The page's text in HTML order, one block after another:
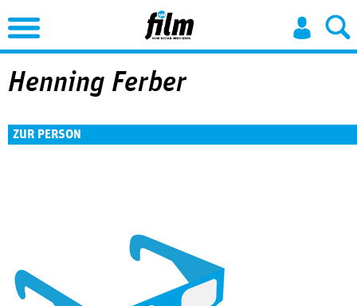
Jump to Navigation
Henning Ferber
ZUR PERSON